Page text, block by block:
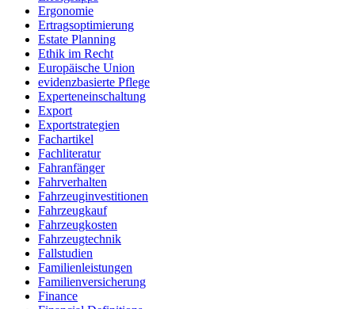
Ergonomie
Ertragsoptimierung
Estate Planning
Ethik im Recht
Europäische Union
evidenzbasierte Pflege
Experteneinschaltung
Export
Exportstrategien
Fachartikel
Fachliteratur
Fahranfänger
Fahrverhalten
Fahrzeuginvestitionen
Fahrzeugkauf
Fahrzeugkosten
Fahrzeugtechnik
Fallstudien
Familienleistungen
Familienversicherung
Finance